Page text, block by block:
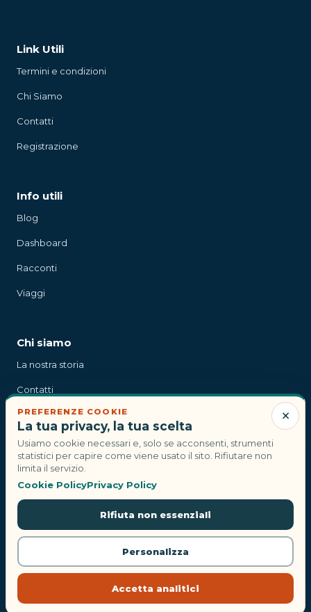
Link Utili
Termini e condizioni
Chi Siamo
Contatti
Registrazione
Info utili
Blog
Dashboard
Racconti
Viaggi
Chi siamo
La nostra storia
Contatti
Stampa
Contatti
info@compagnidiviaggi.it
© 2026 Compagni di viaggi. Tutti i diritti riservati.
Privacy PolicyTermini e CondizioniCookie Policy
Centro sicurezza
Rivedi scelte cookie
×
PREFERENZE COOKIE
La tua privacy, la tua scelta
Usiamo cookie necessari e, solo se acconsenti, strumenti
statistici per capire come viene usato il sito. Rifiutare non
limita il servizio.
Cookie PolicyPrivacy Policy
Rifiuta non essenziali
Personalizza
Accetta analitici